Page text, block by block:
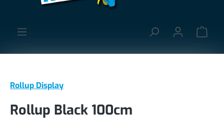
Rollup Display
Rollup Black 100cm